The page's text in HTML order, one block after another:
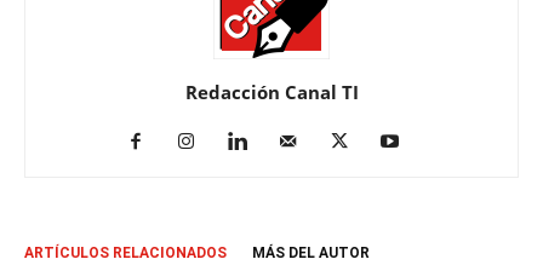
Redacción Canal TI
ARTÍCULOS RELACIONADOS MÁS DEL AUTOR